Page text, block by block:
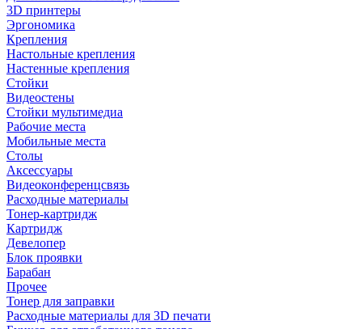
3D принтеры
Эргономика
Крепления
Настольные крепления
Настенные крепления
Стойки
Видеостены
Стойки мультимедиа
Рабочие места
Мобильные места
Столы
Аксессуары
Видеоконференцсвязь
Расходные материалы
Тонер-картридж
Картридж
Девелопер
Блок проявки
Барабан
Прочее
Тонер для заправки
Расходные материалы для 3D печати